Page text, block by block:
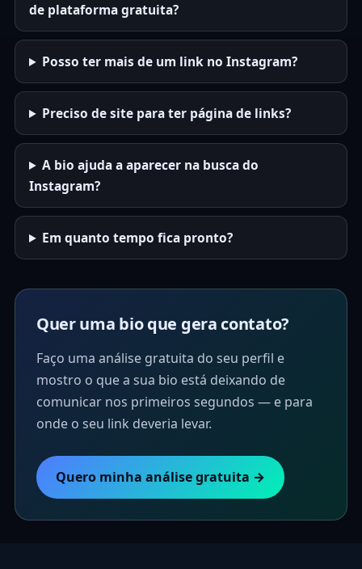
de plataforma gratuita?
Posso ter mais de um link no Instagram?
Preciso de site para ter página de links?
A bio ajuda a aparecer na busca do
Instagram?
Em quanto tempo fica pronto?
Quer uma bio que gera contato?
Faço uma análise gratuita do seu perfil e
mostro o que a sua bio está deixando de
comunicar nos primeiros segundos — e para
onde o seu link deveria levar.
Quero minha análise gratuita →